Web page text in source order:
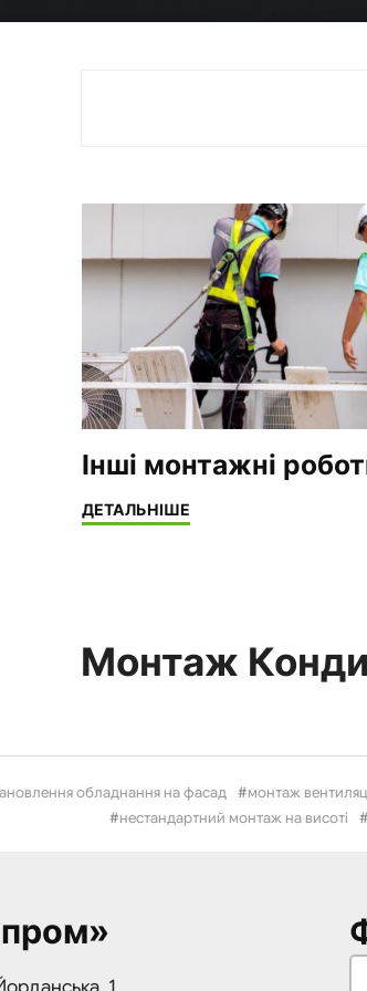
Інші монтажні
ДЕТАЛЬНІШЕ
Монтаж
обладнання на фасад монтаж
нестандартний монтаж на висоті